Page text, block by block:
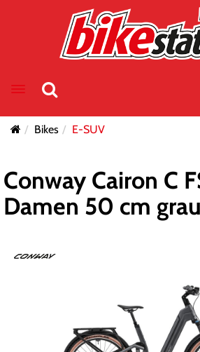
Toggle navigation
Bikes E-SUV
Conway Cairon C
Damen 50 cm grau